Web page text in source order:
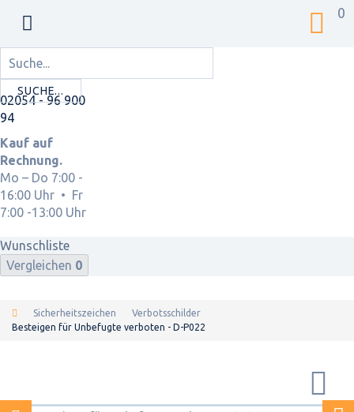
0
02054 - 96 900
94
Kauf auf
Rechnung.
Mo – Do 7:00 -
16:00 Uhr • Fr
7:00 -13:00 Uhr
SUCHE...
Wunschliste
Vergleichen 0
Sicherheitszeichen
Verbotsschilder
Besteigen für Unbefugte verboten - D-P022